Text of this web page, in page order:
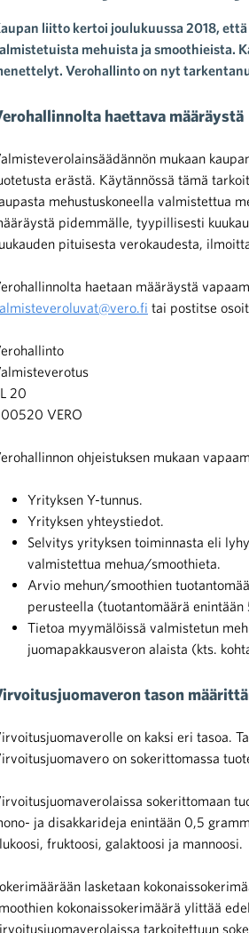
liitto kertoi joulukuussa 2018,
mehuista ja smoothieista.
Verohallinto on nyt
haettava määräystä
mukaan
erästä. Käytännössä tämä
mehustuskoneella valmistettua
pidemmälle, tyypillisesti
pituisesta verokaudesta,
haetaan määräystä
tai postitse
20
VERO
ohjeistuksen mukaan
Yrityksen Y-tunnus.
Yrityksen yhteystiedot.
Selvitys yrityksen toiminnasta eli
valmistettua mehua/smoothieta.
Arvio mehun/smoothien
perusteella (tuotantomäärä
Tietoa myymälöissä valmistetun
juomapakkausveron alaista (kts.
tason
on kaksi eri tasoa.
on sokerittomassa
sokerittomaan
ja disakkarideja enintään 0,5
fruktoosi, galaktoosi ja mannoosi.
lasketaan
kokonaissokerimäärä ylittää
tarkoitettuun
varautuminen
alalta
Kaupan liitossa